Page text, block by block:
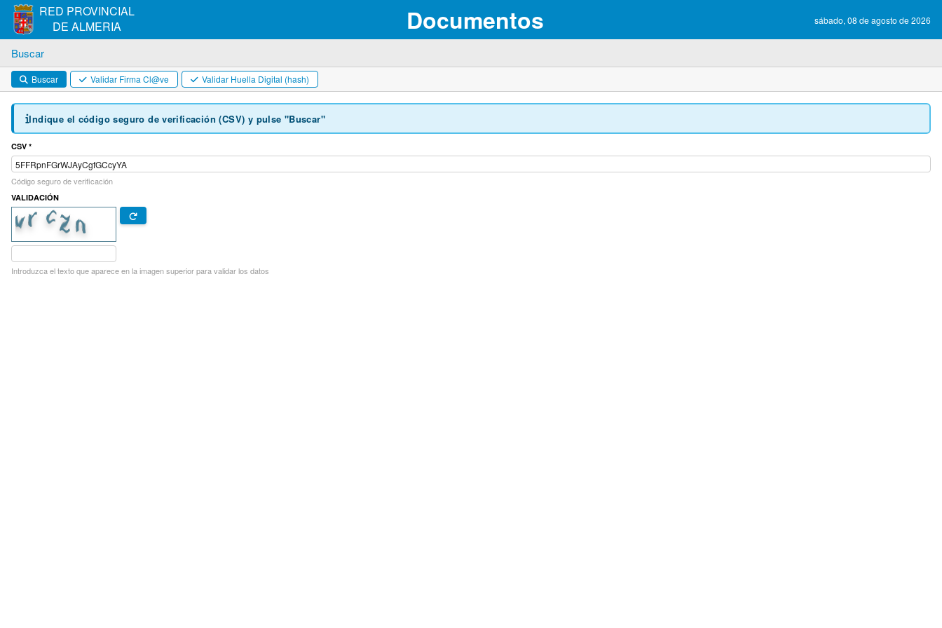
RED PROVINCIAL
DE ALMERIA
Documentos sábado, 08 de agosto de 2026
Buscar
Buscar Validar Firma Cl@ve Validar Huella Digital (hash)
Indique el código seguro de verificación (CSV) y pulse "Buscar"
CSV *
Código seguro de verificación
VALIDACIÓN
Introduzca el texto que aparece en la imagen superior para validar los datos